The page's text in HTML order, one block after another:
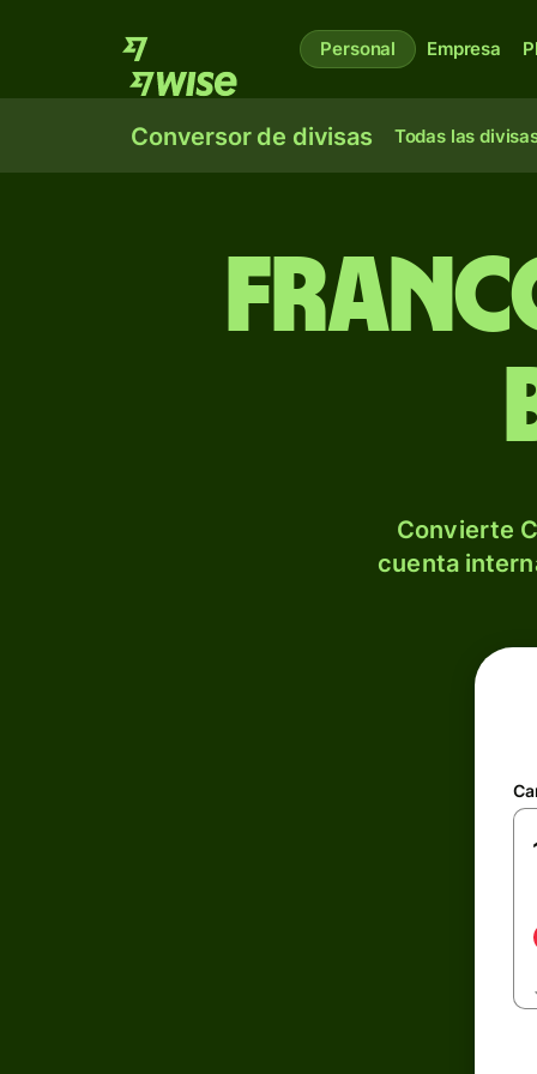
Personal Empresa
Conversor de divisas Todas las
Convierte
cuenta